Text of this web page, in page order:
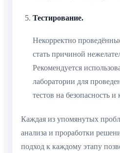
Тестирование.
Некорректно
стать причиной
Рекомендуется
лаборатории для
тестов на безопасность и
Каждая из упомянутых
анализа и проработки
подход к каждому этапу